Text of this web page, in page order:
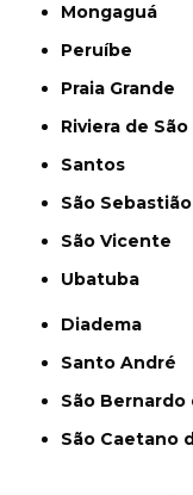
Mongaguá
Peruíbe
Praia Grande
Riviera de
Santos
São Sebastião
São Vicente
Ubatuba
Diadema
Santo André
São
São Caetano